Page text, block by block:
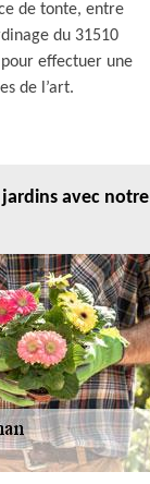
de tonte, entre
du 31510
effectuer une
de l’art.
avec notre